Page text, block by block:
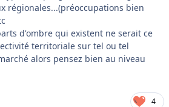
régionales...(préoccupations bien
d'ombre qui existent ne serait ce
territoriale sur tel ou tel
alors pensez bien au niveau
4